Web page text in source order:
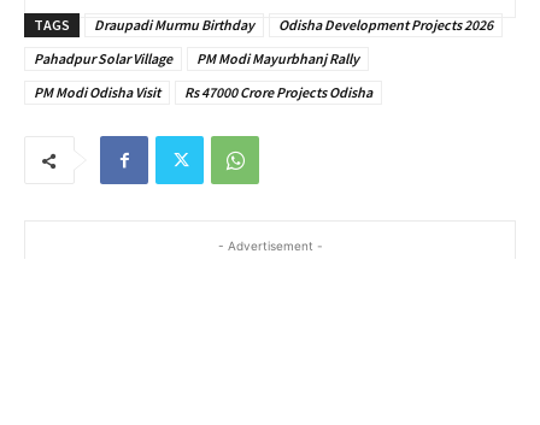
TAGS Draupadi Murmu Birthday
Odisha Development Projects 2026
Pahadpur Solar Village
PM Modi Mayurbhanj Rally
PM Modi Odisha Visit
Rs 47000 Crore Projects Odisha
- Advertisement -